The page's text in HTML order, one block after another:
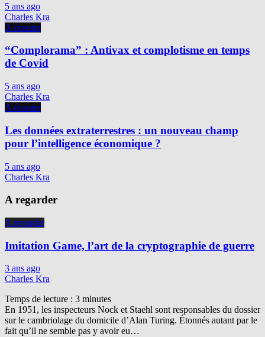
5 ans ago
Charles Kra
A écouter
“Complorama” : Antivax et complotisme en temps
de Covid
5 ans ago
Charles Kra
A écouter
Les données extraterrestres : un nouveau champ
pour l’intelligence économique ?
5 ans ago
Charles Kra
A regarder
A regarder
Imitation Game, l’art de la cryptographie de guerre
3 ans ago
Charles Kra
Temps de lecture : 3 minutes
En 1951, les inspecteurs Nock et Staehl sont responsables du dossier
sur le cambriolage du domicile d’Alan Turing. Étonnés autant par le
fait qu’il ne semble pas y avoir eu…